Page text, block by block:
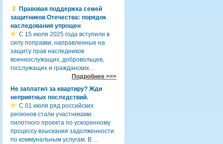
Правовая поддержка семей
защитников Отечества: порядок
наследования упрощен
С 15 июля 2025 года вступили в
силу поправки, направленные на
защиту прав наследников
военнослужащих, добровольцев,
госслужащих и гражданских…
Подробнее >>>
Не заплатил за квартиру? Жди
неприятных последствий.
С 01 июля ряд российских
регионов стали участниками
пилотного проекта по ускоренному
процессу взыскания задолженности
по коммунальным услугам. В…